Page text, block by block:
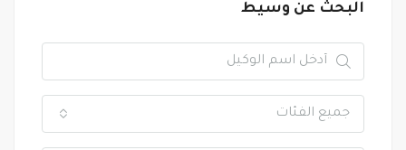
البحث عن وسيط
جميع الفئات